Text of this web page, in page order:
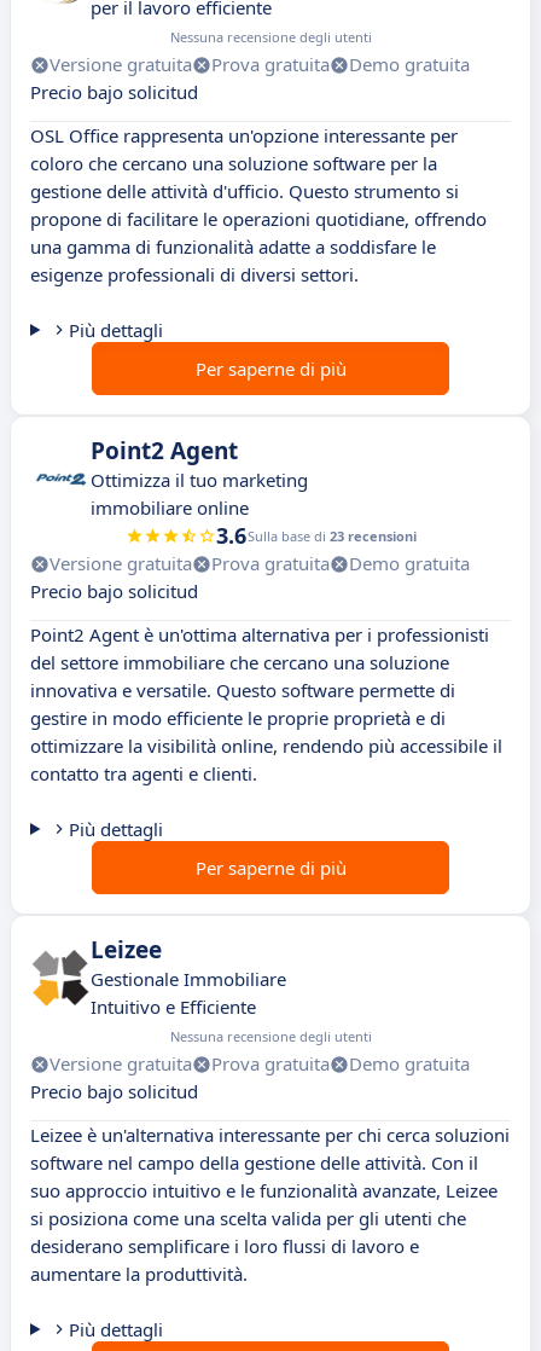
per il lavoro efficiente
Nessuna recensione degli utenti
Versione gratuita Prova gratuita
Demo gratuita
Precio bajo solicitud
OSL Office rappresenta un'opzione interessante per
coloro che cercano una soluzione software per la
gestione delle attività d'ufficio. Questo strumento si
propone di facilitare le operazioni quotidiane, offrendo
una gamma di funzionalità adatte a soddisfare le
esigenze professionali di diversi settori.
Più dettagli
Per saperne di più
Point2 Agent
Ottimizza il tuo marketing
immobiliare online
3.6Sulla base di 23 recensioni
Versione gratuita Prova gratuita
Demo gratuita
Precio bajo solicitud
Point2 Agent è un'ottima alternativa per i professionisti
del settore immobiliare che cercano una soluzione
innovativa e versatile. Questo software permette di
gestire in modo efficiente le proprie proprietà e di
ottimizzare la visibilità online, rendendo più accessibile il
contatto tra agenti e clienti.
Più dettagli
Per saperne di più
Leizee
Gestionale Immobiliare
Intuitivo e Efficiente
Nessuna recensione degli utenti
Versione gratuita Prova gratuita
Demo gratuita
Precio bajo solicitud
Leizee è un'alternativa interessante per chi cerca soluzioni
software nel campo della gestione delle attività. Con il
suo approccio intuitivo e le funzionalità avanzate, Leizee
si posiziona come una scelta valida per gli utenti che
desiderano semplificare i loro flussi di lavoro e
aumentare la produttività.
Più dettagli